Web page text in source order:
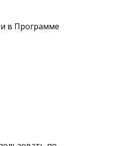
в Программе